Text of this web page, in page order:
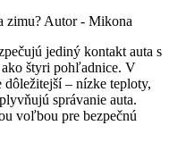
jediný kontakt auta s
štyri pohľadnice. V
dôležitejší – nízke teploty,
správanie auta.
voľbou pre bezpečnú